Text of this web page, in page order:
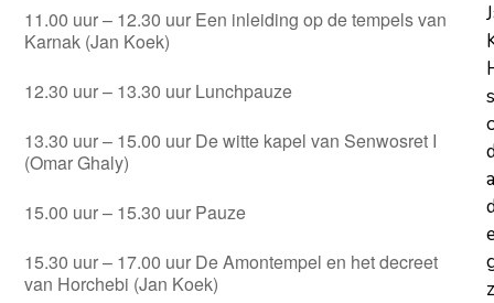
11.00 uur – 12.30 uur Een inleiding op de tempels van
Karnak (Jan Koek)
12.30 uur – 13.30 uur Lunchpauze
13.30 uur – 15.00 uur De witte kapel van Senwosret I
(Omar Ghaly)
15.00 uur – 15.30 uur Pauze
15.30 uur – 17.00 uur De Amontempel en het decreet
van Horchebi (Jan Koek)